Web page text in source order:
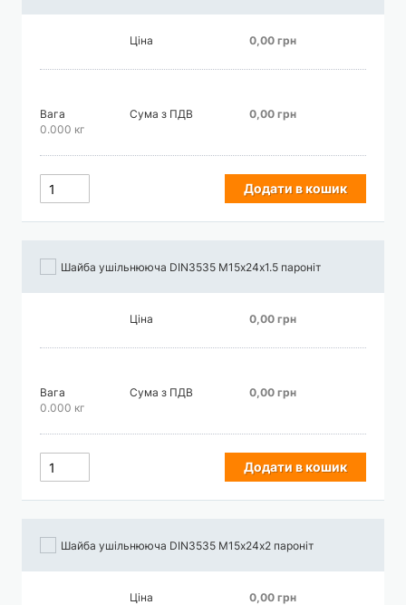
Ціна 0,00 грн
Вага
0.000 кг
Сума з ПДВ 0,00 грн
Додати в кошик
Шайба ушільнююча DIN3535 М15х24х1.5 пароніт
Ціна 0,00 грн
Вага
0.000 кг
Сума з ПДВ 0,00 грн
Додати в кошик
Шайба ушільнююча DIN3535 М15х24х2 пароніт
Ціна 0,00 грн